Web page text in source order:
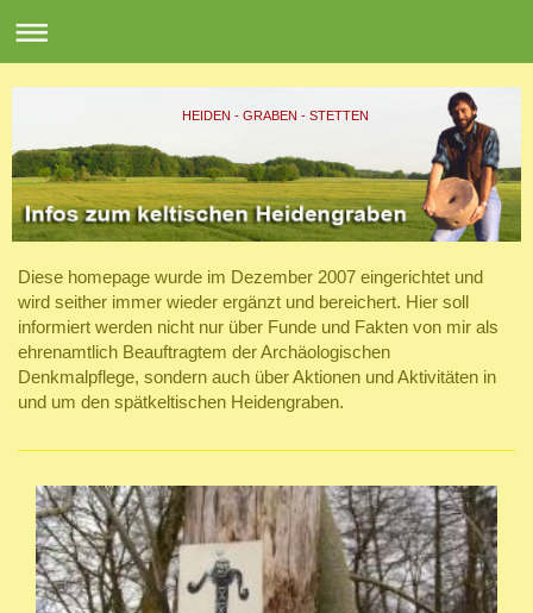
HEIDEN - GRABEN - STETTEN
Diese homepage wurde im Dezember 2007 eingerichtet und
wird seither immer wieder ergänzt und bereichert. Hier soll
informiert werden nicht nur über Funde und Fakten von mir als
ehrenamtlich Beauftragtem der Archäologischen
Denkmalpflege, sondern auch über Aktionen und Aktivitäten in
und um den spätkeltischen Heidengraben.